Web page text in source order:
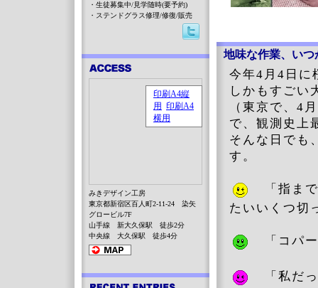
地味な作業、いつ
今年4月4日に
しかもすごい
（東京で、4
で、観測史上
そんな日でも
す。
「指まで
たいいくつ切
「コパー
「私だっ
・生徒募集中/見学随時(要予約)
・ステンドグラス修理/修復/販売
みきデザイン工房
東京都新宿区百人町2-11-24 染矢
グロービル7F
山手線 新大久保駅 徒歩2分
中央線 大久保駅 徒歩4分